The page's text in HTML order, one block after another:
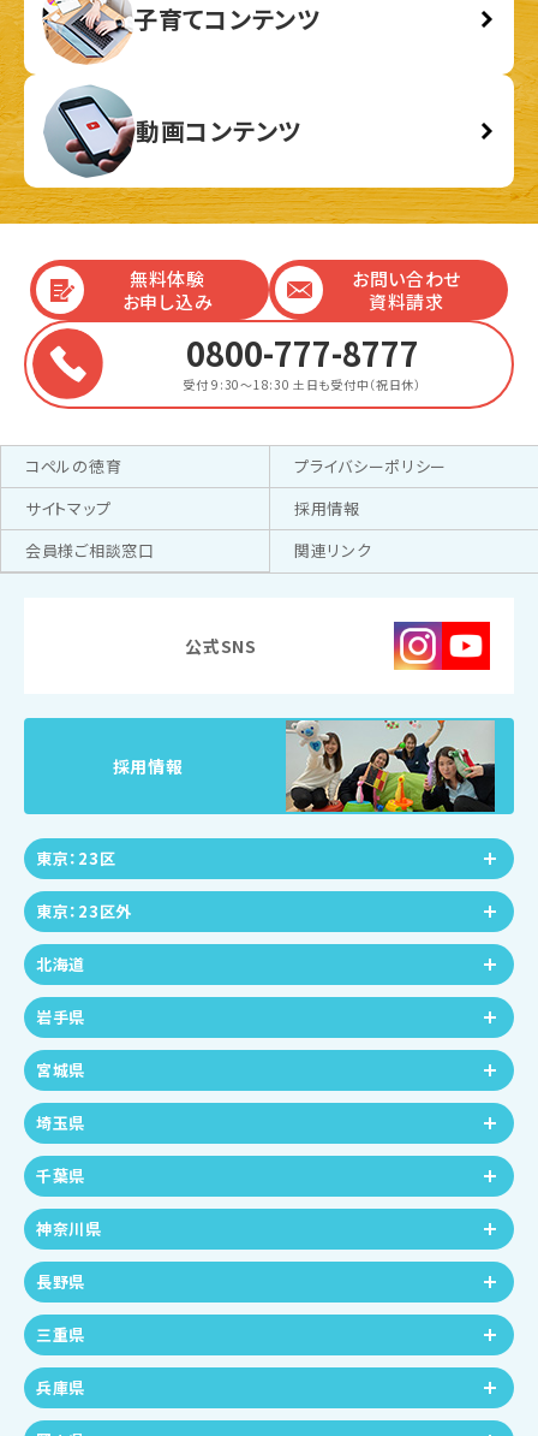
子育てコンテンツ
動画コンテンツ
無料体験
お申し込み
お問い合わせ
資料請求
0800-777-8777
受付 9:30～18:30 土日も受付中（祝日休）
コペルの徳育
プライバシーポリシー
サイトマップ
採用情報
会員様ご相談窓口
関連リンク
公式SNS
採用情報
東京：23区
東京：23区外
北海道
岩手県
宮城県
埼玉県
千葉県
神奈川県
長野県
三重県
兵庫県